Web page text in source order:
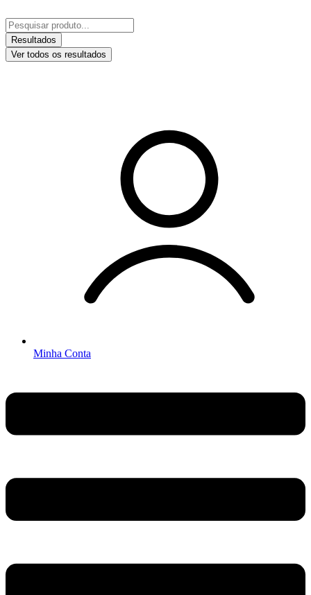
para
o
conteúdo
Pesquisar
...Resultados
Ver todos os resultados
Minha Conta